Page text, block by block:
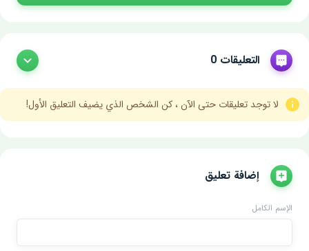
التعليقات 0
لا توجد تعليقات حتى الآن ، كن الشخص الذي يضيف التعليق الأول!
إضافة تعليق
الإسم الكامل